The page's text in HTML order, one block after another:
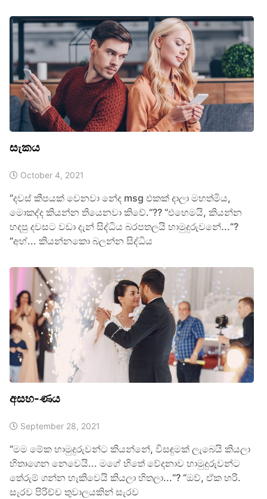
සැකය
October 4, 2021
“දවස් කීපයක් වෙනවා නේද msg එකක් දාලා මහත්මිය,
මොකද්ද කියන්න තියෙනවා කිවේ.“?? “එහෙමයි, කියන්න
හදපු දවසට වඩා දැන් සිද්ධිය බරපතලයි හාමුදුරුවනේ...“?
“අහ්... කියන්නකො බලන්න සිද්ධිය
අසහ-ණය
September 28, 2021
“මම මේක හාමුදුරුවන්ට කියන්නේ, විසඳුමක් ලැබෙයි කියලා
හිතාගෙන නෙවෙයි... මගේ හිතේ වේදනාව හාමුදුරුවන්ට
තේරුම් ගන්න හැකිවෙයි කියලා හිතලා...“? “ඔව්, ඒක හරි.
සැරව පිරිච්ච තුවාලයකින් සැරව